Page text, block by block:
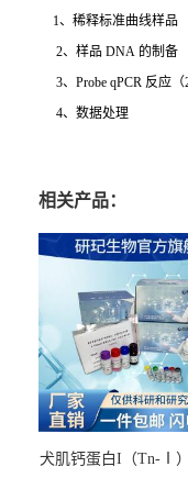
1、稀释标准曲线样品
2、样品 DNA 的制备
3、Probe qPCR 反应
4、数据处理
相关产品：
犬肌钙蛋白I（Tn-Ⅰ